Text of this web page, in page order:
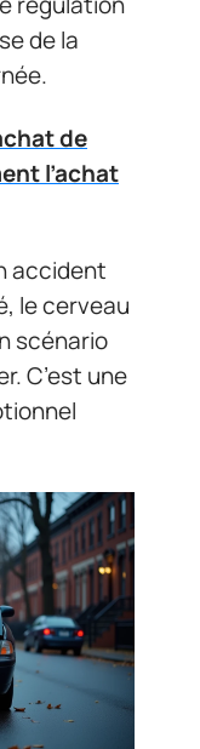
de la
de
l’achat
accident
le cerveau
scénario
C’est une